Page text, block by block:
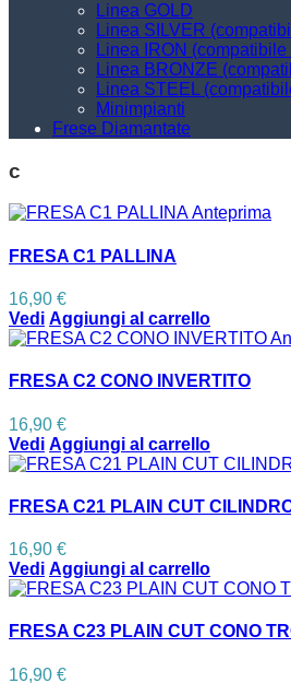
Linea GOLD
Linea SILVER
Linea IRON
Linea BRONZE
Linea STEEL
Minimpianti
Frese Diamantate
c
Anteprima
FRESA C1 PALLINA
16,90 €
Vedi Aggiungi al carrello
FRESA C2 CONO INVERTITO
16,90 €
Vedi Aggiungi al carrello
FRESA C21 PLAIN CUT
16,90 €
Vedi Aggiungi al carrello
FRESA C23 PLAIN CUT CONO
16,90 €